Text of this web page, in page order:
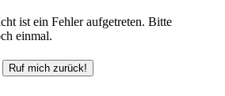
ist ein Fehler aufgetreten. Bitte
einmal.
Ruf mich zurück!